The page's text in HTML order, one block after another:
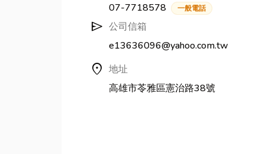
07-7718578
一般電話
send 公司信箱
e13636096@yahoo.com.tw
location_on 地址
高雄市苓雅區憲治路38號